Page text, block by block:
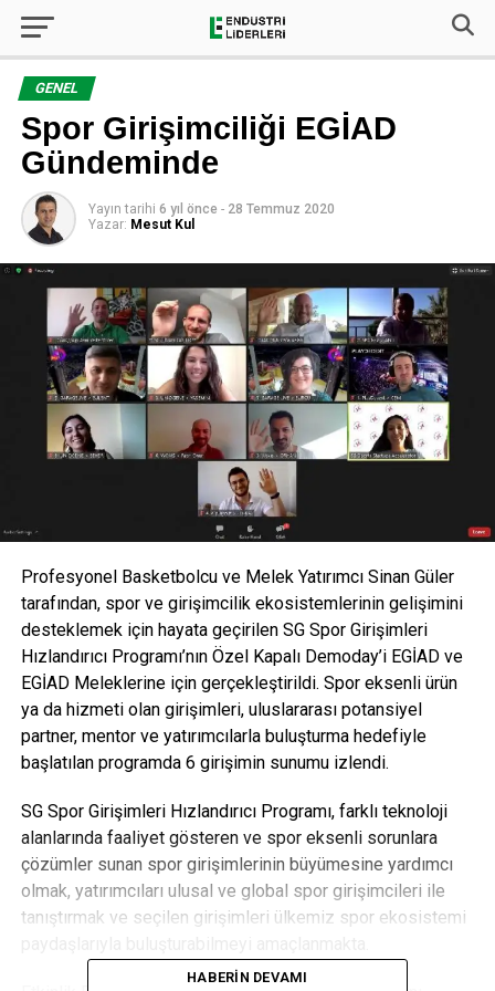
GENEL
Spor Girişimciliği EGİAD
Gündeminde
Yayın tarihi 6 yıl önce - 28 Temmuz 2020
Yazar: Mesut Kul
Profesyonel Basketbolcu ve Melek Yatırımcı Sinan Güler
tarafından, spor ve girişimcilik ekosistemlerinin gelişimini
desteklemek için hayata geçirilen SG Spor Girişimleri
Hızlandırıcı Programı’nın Özel Kapalı Demoday’i EGİAD ve
EGİAD Meleklerine için gerçekleştirildi. Spor eksenli ürün
ya da hizmeti olan girişimleri, uluslararası potansiyel
partner, mentor ve yatırımcılarla buluşturma hedefiyle
başlatılan programda 6 girişimin sunumu izlendi.
SG Spor Girişimleri Hızlandırıcı Programı, farklı teknoloji
alanlarında faaliyet gösteren ve spor eksenli sorunlara
çözümler sunan spor girişimlerinin büyümesine yardımcı
olmak, yatırımcıları ulusal ve global spor girişimcileri ile
tanıştırmak ve seçilen girişimleri ülkemiz spor ekosistemi
HABERIN DEVAMI